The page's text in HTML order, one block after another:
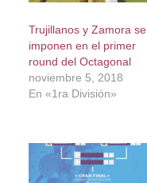
Trujillanos y Zamora se
imponen en el primer
round del Octagonal
noviembre 5, 2018
En «1ra División»